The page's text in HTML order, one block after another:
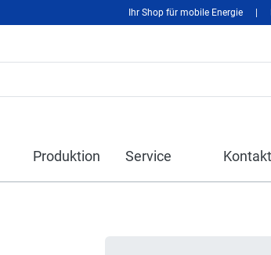
Ihr Shop für mobile Energie
Produktion Service Kontakt